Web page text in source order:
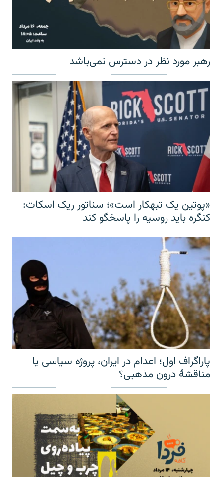
رهبر مورد نظر در دسترس نمی‌باشد
«پوتین یک تبهکار است»؛ سناتور ریک اسکات:
کنگره باید روسیه را پاسخگو کند
پاراگراف اول؛ اعدام در ایران، پروژه سیاسی یا
مناقشهٔ درون مذهبی؟